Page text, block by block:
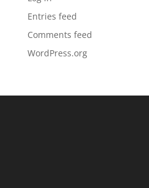
Entries feed
Comments feed
WordPress.org